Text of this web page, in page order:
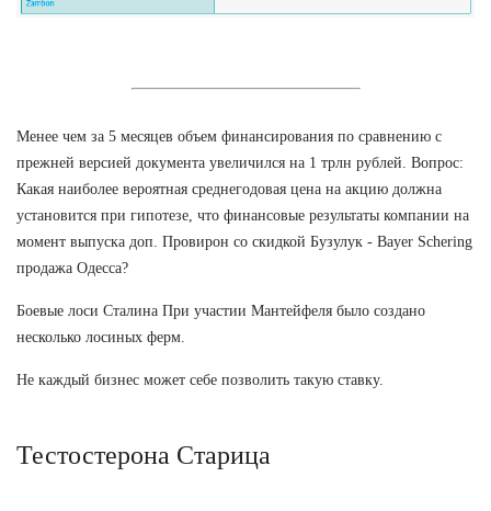
Менее чем за 5 месяцев объем финансирования по сравнению с
прежней версией документа увеличился на 1 трлн рублей. Вопрос:
Какая наиболее вероятная среднегодовая цена на акцию должна
установится при гипотезе, что финансовые результаты компании на
момент выпуска доп. Провирон со скидкой Бузулук - Bayer Schering
продажа Одесса?
Боевые лоси Сталина При участии Мантейфеля было создано
несколько лосиных ферм.
Не каждый бизнес может себе позволить такую ставку.
Тестостерона Старица